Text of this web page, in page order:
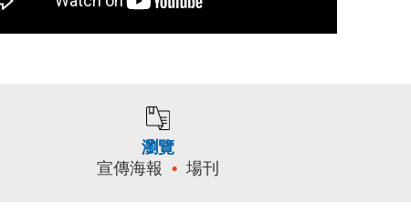
瀏覽
宣傳海報
場刊